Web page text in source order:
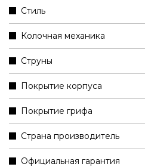
Стиль
Колочная механика
Струны
Покрытие корпуса
Покрытие грифа
Страна производитель
Официальная гарантия